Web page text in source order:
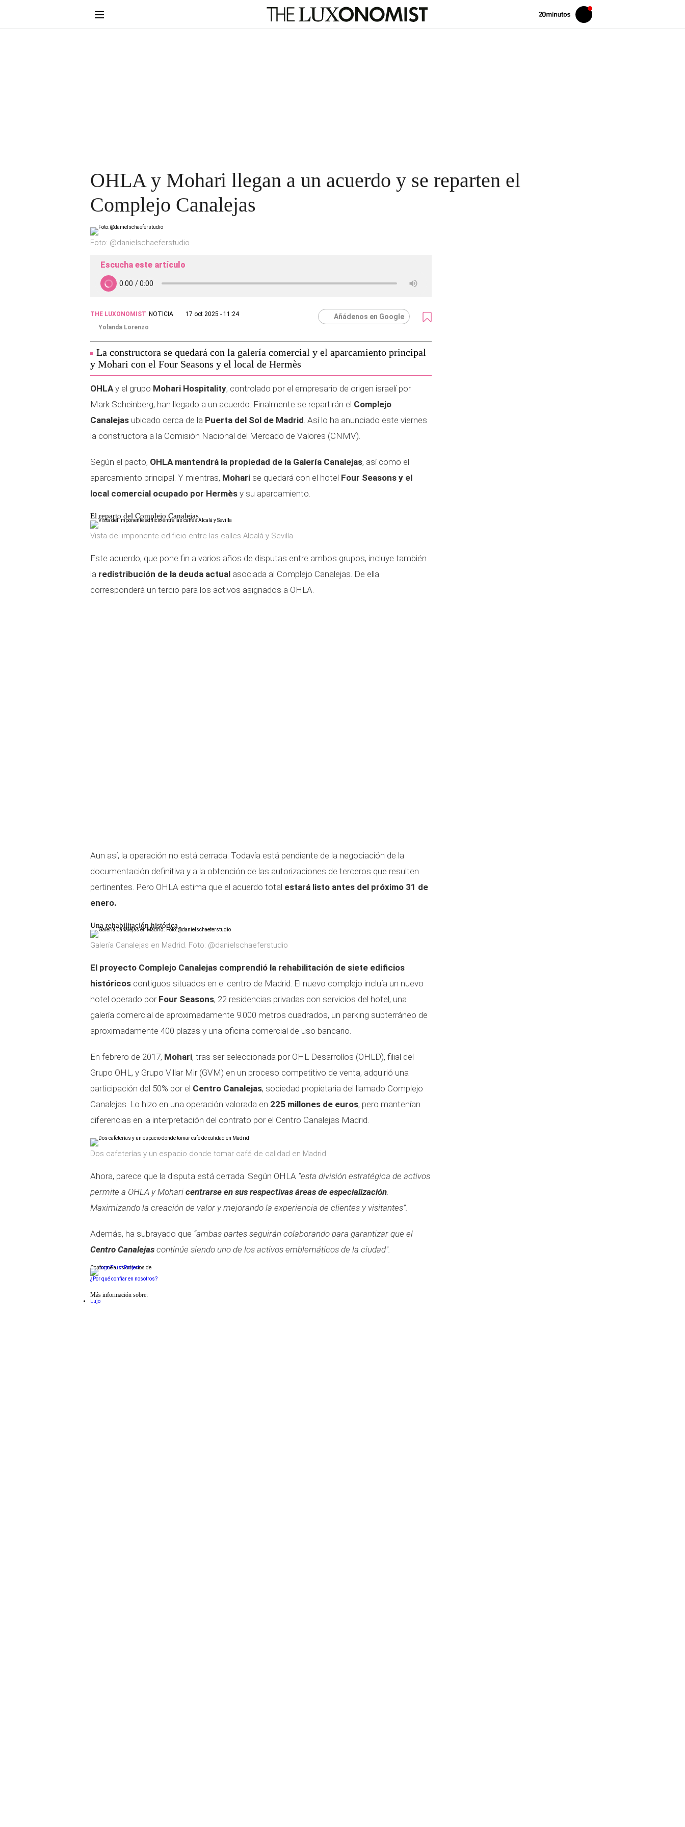
Volver
Iniciar
sesión
OHLA y Mohari llegan a un acuerdo y se reparten el
Complejo Canalejas
Foto: @danielschaeferstudio
Escucha este artículo
THE LUXONOMIST NOTICIA
17 oct 2025 - 11:24
Yolanda Lorenzo
Añádenos en Google
La constructora se quedará con la galería comercial y el aparcamiento principal
y Mohari con el Four Seasons y el local de Hermès
OHLAy el grupo Mohari Hospitality, controlado por el empresario de origen israelí por
Mark Scheinberg, han llegado a un acuerdo. Finalmente se repartirán el Complejo
Canalejas ubicado cerca de la Puerta del Sol de Madrid. Así lo ha anunciado este viernes
la constructora a la Comisión Nacional del Mercado de Valores (CNMV).
Según el pacto, OHLA mantendrá la propiedad de la Galería Canalejas, así como el
aparcamiento principal. Y mientras, Mohari se quedará con el hotel Four Seasons y el
local comercial ocupado por Hermès y su aparcamiento.
El reparto del Complejo Canalejas
Vista del imponente edificio entre las calles Alcalá y Sevilla
Este acuerdo, que pone fin a varios años de disputas entre ambos grupos, incluye también
la redistribución de la deuda actual asociada al Complejo Canalejas. De ella
corresponderá un tercio para los activos asignados a OHLA.
Aun así, la operación no está cerrada. Todavía está pendiente de la negociación de la
documentación definitiva y a la obtención de las autorizaciones de terceros que resulten
pertinentes. Pero OHLA estima que el acuerdo total estará listo antes del próximo 31 de
enero.
Una rehabilitación histórica
Galería Canalejas en Madrid. Foto: @danielschaeferstudio
El proyecto Complejo Canalejas comprendió la rehabilitación de siete edificios
históricos contiguos situados en el centro de Madrid. El nuevo complejo incluía un nuevo
hotel operado por Four Seasons, 22 residencias privadas con servicios del hotel, una
galería comercial de aproximadamente 9.000 metros cuadrados, un parking subterráneo de
aproximadamente 400 plazas y una oficina comercial de uso bancario.
En febrero de 2017, Mohari, tras ser seleccionada por OHL Desarrollos (OHLD), filial del
Grupo OHL, y Grupo Villar Mir (GVM) en un proceso competitivo de venta, adquirió una
participación del 50% por el Centro Canalejas, sociedad propietaria del llamado Complejo
Canalejas. Lo hizo en una operación valorada en 225 millones de euros, pero mantenían
diferencias en la interpretación del contrato por el Centro Canalejas Madrid.
Dos cafeterías y un espacio donde tomar café de calidad en Madrid
Ahora, parece que la disputa está cerrada. Según OHLA “esta división estratégica de activos
permite a OHLA y Mohari centrarse en sus respectivas áreas de especialización.
Maximizando la creación de valor y mejorando la experiencia de clientes y visitantes”.
Además, ha subrayado que “ambas partes seguirán colaborando para garantizar que el
Centro Canalejas continúe siendo uno de los activos emblemáticos de la ciudad".
Conforme a los criterios de
¿Por qué confiar en nosotros?
Más información sobre:
Lujo